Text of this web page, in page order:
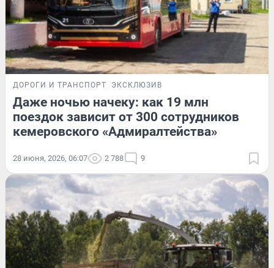
ДОРОГИ И ТРАНСПОРТ ЭКСКЛЮЗИВ
Даже ночью начеку: как 19 млн
поездок зависит от 300 сотрудников
кемеровского «Адмиралтейства»
28 июня, 2026, 06:07 2 788 9